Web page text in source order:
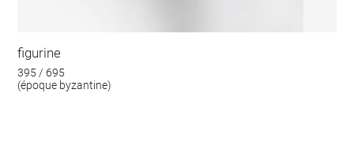
figurine
395 / 695
(époque byzantine)